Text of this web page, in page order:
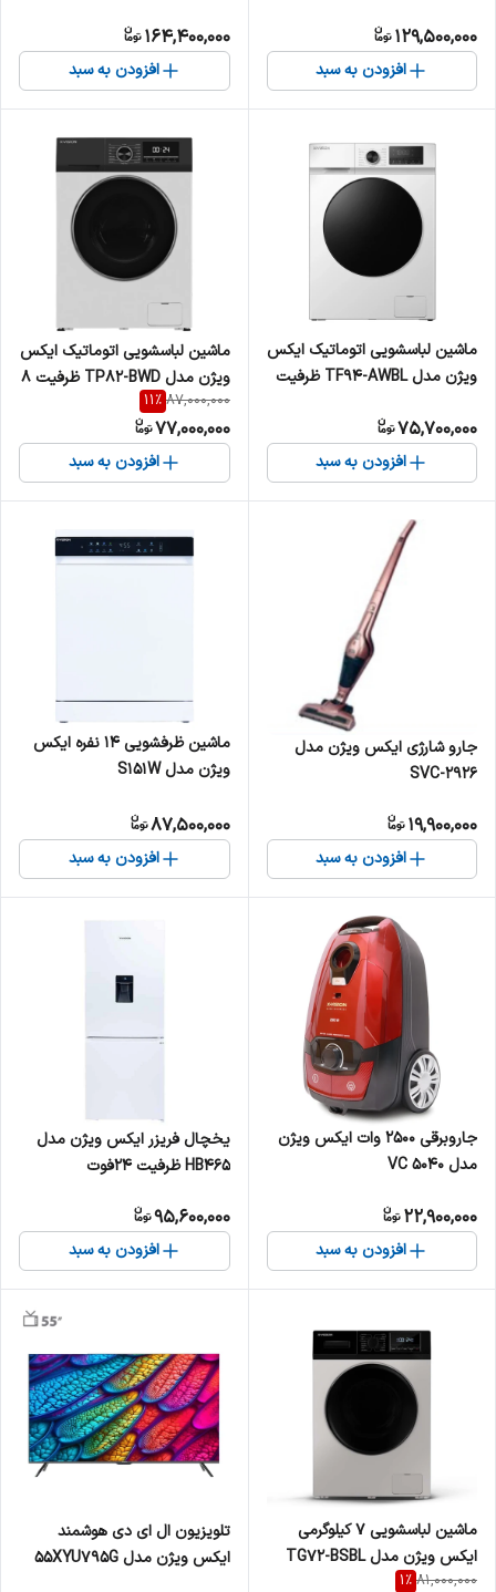
129,500,000
افزودن به سبد
164,400,000
افزودن به سبد
ماشین لباسشویی اتوماتیک ایکس
ویژن مدل TF94-AWBL ظرفیت
75,700,000
افزودن به سبد
ماشین لباسشویی اتوماتیک ایکس
ویژن مدل TP82-BWD ظرفیت 8
کیلوگرم
87,000,000
11%
77,000,000
افزودن به سبد
جارو شارژی ایکس ویژن مدل
SVC-2926
19,900,000
افزودن به سبد
ماشین ظرفشویی 14 نفره ایکس
ویژن مدل S151W
87,500,000
افزودن به سبد
جاروبرقی 2500 وات ایکس ویژن
مدل VC 5040
22,900,000
افزودن به سبد
یخچال فریزر ایکس ویژن مدل
HB465 ظرفیت 24فوت
95,600,000
افزودن به سبد
ماشین لباسشویی 7 کیلوگرمی
ایکس ویژن مدل TG72-BSBL
81,000,000
1%
تلویزیون ال ای دی هوشمند
ایکس ویژن مدل 55XYU795G